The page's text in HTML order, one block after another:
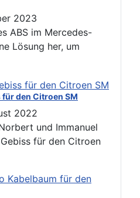
2023
ABS im Mercedes-
Lösung her, um
für den Citroen SM
2022
und Immanuel
für den Citroen